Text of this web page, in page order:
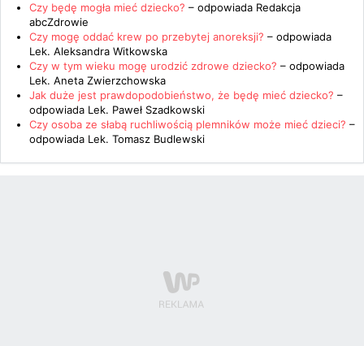
Czy będę mogła mieć dziecko? – odpowiada Redakcja
abcZdrowie
Czy mogę oddać krew po przebytej anoreksji? – odpowiada
Lek. Aleksandra Witkowska
Czy w tym wieku mogę urodzić zdrowe dziecko? – odpowiada
Lek. Aneta Zwierzchowska
Jak duże jest prawdopodobieństwo, że będę mieć dziecko? –
odpowiada Lek. Paweł Szadkowski
Czy osoba ze słabą ruchliwością plemników może mieć dzieci? –
odpowiada Lek. Tomasz Budlewski